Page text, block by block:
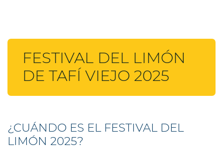
FESTIVAL DEL LIMÓN
DE TAFÍ VIEJO 2025
¿CUÁNDO ES EL FESTIVAL DEL
LIMÓN 2025?